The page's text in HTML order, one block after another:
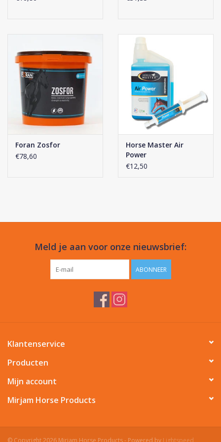
Foran Zosfor
€78,60
Horse Master Air
Power
€12,50
Meld je aan voor onze nieuwsbrief:
ABONNEER
Klantenservice
Producten
Mijn account
Mirjam Horse Products